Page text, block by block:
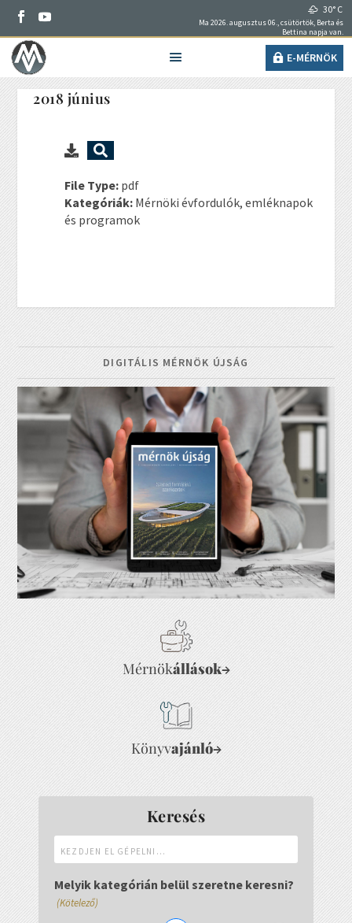
30° C
Ma 2026. augusztus 06., csütörtök, Berta és
Bettina napja van.
E-MÉRNÖK
2018 június
File Type: pdf
Kategóriák: Mérnöki évfordulók, emléknapok
és programok
DIGITÁLIS MÉRNÖK ÚJSÁG
Mérnökállások→
Könyvajánló→
Keresés
el
gépelni...
Melyik kategórián belül szeretne keresni?
(Kötelező)